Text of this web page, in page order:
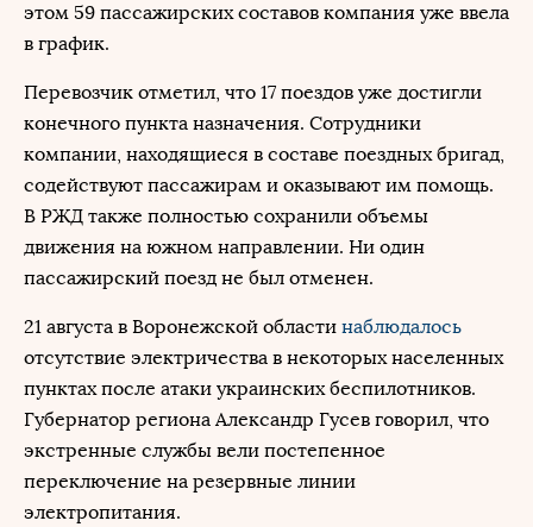
этом 59 пассажирских составов компания уже ввела
в график.
Перевозчик отметил, что 17 поездов уже достигли
конечного пункта назначения. Сотрудники
компании, находящиеся в составе поездных бригад,
содействуют пассажирам и оказывают им помощь.
В РЖД также полностью сохранили объемы
движения на южном направлении. Ни один
пассажирский поезд не был отменен.
21 августа в Воронежской области наблюдалось
отсутствие электричества в некоторых населенных
пунктах после атаки украинских беспилотников.
Губернатор региона Александр Гусев говорил, что
экстренные службы вели постепенное
переключение на резервные линии
электропитания.